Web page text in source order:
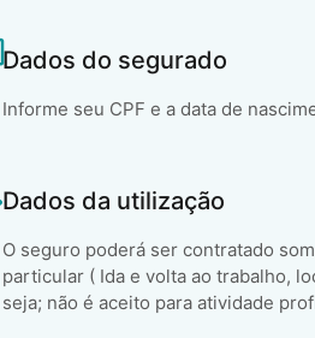
Dados do segurado
Informe seu CPF e a data de
Dados da utilização
O seguro poderá ser contratado
particular ( Ida e volta ao trabalho,
seja; não é aceito para atividade